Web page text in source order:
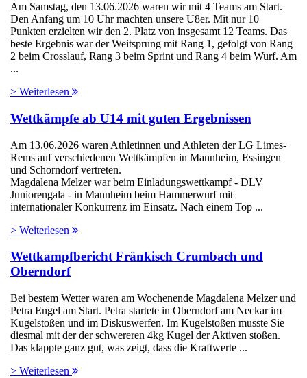
Am Samstag, den 13.06.2026 waren wir mit 4 Teams am Start.
Den Anfang um 10 Uhr machten unsere U8er. Mit nur 10
Punkten erzielten wir den 2. Platz von insgesamt 12 Teams. Das
beste Ergebnis war der Weitsprung mit Rang 1, gefolgt von Rang
2 beim Crosslauf, Rang 3 beim Sprint und Rang 4 beim Wurf. Am
...
> Weiterlesen
Wettkämpfe ab U14 mit guten Ergebnissen
Am 13.06.2026 waren Athletinnen und Athleten der LG Limes-
Rems auf verschiedenen Wettkämpfen in Mannheim, Essingen
und Schorndorf vertreten.
Magdalena Melzer war beim Einladungswettkampf - DLV
Juniorengala - in Mannheim beim Hammerwurf mit
internationaler Konkurrenz im Einsatz. Nach einem Top ...
> Weiterlesen
Wettkampfbericht Fränkisch Crumbach und
Oberndorf
Bei bestem Wetter waren am Wochenende Magdalena Melzer und
Petra Engel am Start. Petra startete in Oberndorf am Neckar im
Kugelstoßen und im Diskuswerfen. Im Kugelstoßen musste Sie
diesmal mit der der schwereren 4kg Kugel der Aktiven stoßen.
Das klappte ganz gut, was zeigt, dass die Kraftwerte ...
> Weiterlesen